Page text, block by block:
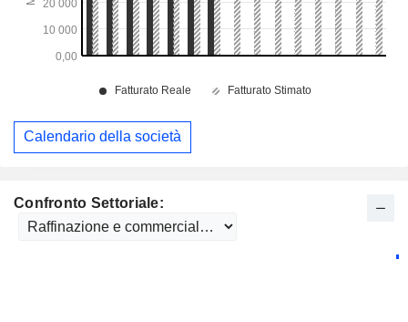
Confronto Settoriale:
Calendario della società